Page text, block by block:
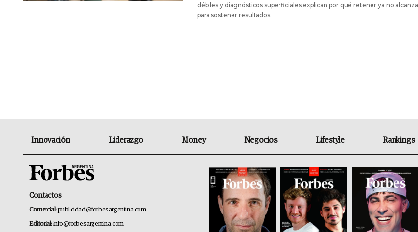
débiles y diagnósticos superficiales explican por qué retener ya no alcanza
para sostener resultados.
Innovación Liderazgo Money Negocios Lifestyle Rankings
Contactos
Comercial:publicidad@forbesargentina.com
Editorial:info@forbesargentina.com